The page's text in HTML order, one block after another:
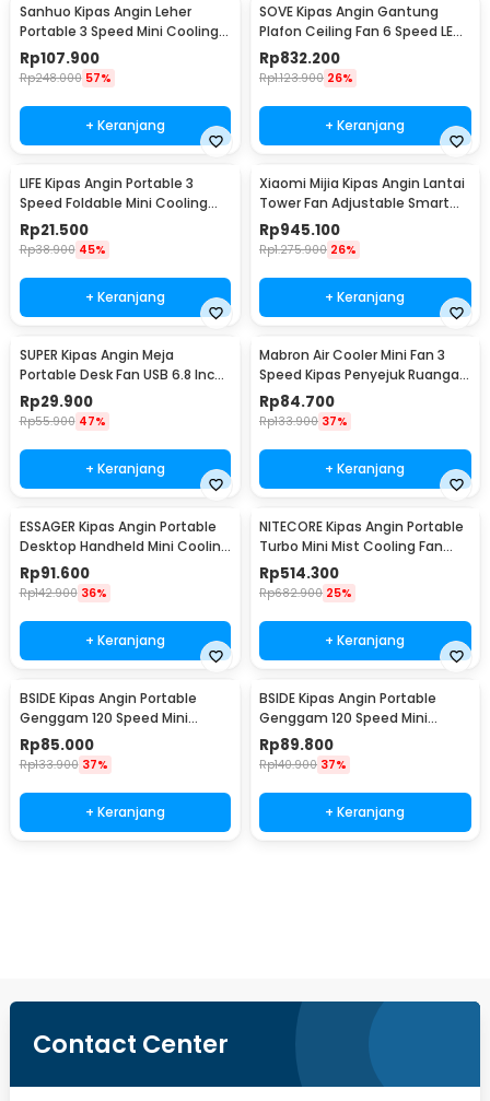
Sanhuo Kipas Angin Leher
Portable 3 Speed Mini Cooling
Fan 1800mAh - 350
Rp107.900
Rp248.000 57%
+ Keranjang
SOVE Kipas Angin Gantung
Plafon Ceiling Fan 6 Speed LED
52 Inch - FS2008
Rp832.200
Rp1.123.900 26%
+ Keranjang
LIFE Kipas Angin Portable 3
Speed Foldable Mini Cooling
Fan 800mAh - Y8
Rp21.500
Rp38.900 45%
+ Keranjang
Xiaomi Mijia Kipas Angin Lantai
Tower Fan Adjustable Smart
App - BPTS02DM
Rp945.100
Rp1.275.900 26%
+ Keranjang
SUPER Kipas Angin Meja
Portable Desk Fan USB 6.8 Inch
3W - M9
Rp29.900
Rp55.900 47%
+ Keranjang
Mabron Air Cooler Mini Fan 3
Speed Kipas Penyejuk Ruangan
600ml 10W 5V - MB-60
Rp84.700
Rp133.900 37%
+ Keranjang
ESSAGER Kipas Angin Portable
Desktop Handheld Mini Cooling
Fan 1200mAh - F-055
Rp91.600
Rp142.900 36%
+ Keranjang
NITECORE Kipas Angin Portable
Turbo Mini Mist Cooling Fan
3500 mAh - izzCool 30
Rp514.300
Rp682.900 25%
+ Keranjang
BSIDE Kipas Angin Portable
Genggam 120 Speed Mini
Cooling Fan 2000mAh - M6
Rp85.000
Rp133.900 37%
+ Keranjang
BSIDE Kipas Angin Portable
Genggam 120 Speed Mini
Cooling Fan 2000mAh - M8
Rp89.800
Rp140.900 37%
+ Keranjang
Contact Center